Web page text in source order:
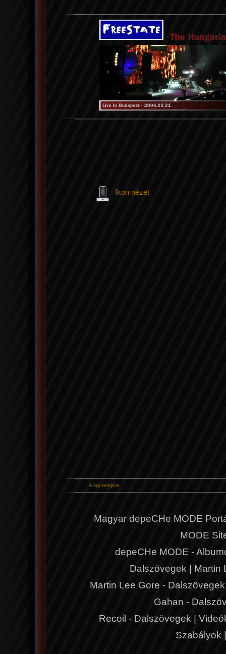
Ikon nézet
A lap tetejére
Magyar depeCHe MODE
MODE
depeCHe MODE -
Dalszövegek
Martin
Martin Lee Gore - Dalszövegek
Gahan -
Recoil - Dalszövegek
Szabályok